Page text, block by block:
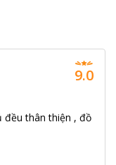
đều thân thiện , đồ
9.0